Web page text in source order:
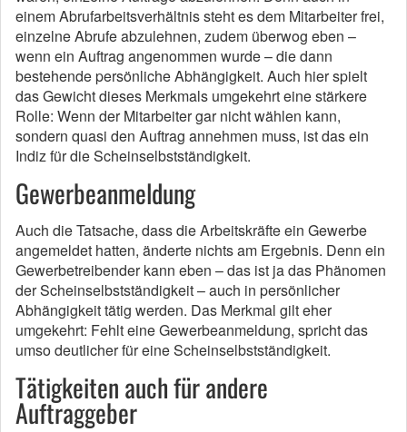
einem Abrufarbeitsverhältnis steht es dem Mitarbeiter frei,
einzelne Abrufe abzulehnen, zudem überwog eben –
wenn ein Auftrag angenommen wurde – die dann
bestehende persönliche Abhängigkeit. Auch hier spielt
das Gewicht dieses Merkmals umgekehrt eine stärkere
Rolle: Wenn der Mitarbeiter gar nicht wählen kann,
sondern quasi den Auftrag annehmen muss, ist das ein
Indiz für die Scheinselbstständigkeit.
Gewerbeanmeldung
Auch die Tatsache, dass die Arbeitskräfte ein Gewerbe
angemeldet hatten, änderte nichts am Ergebnis. Denn ein
Gewerbetreibender kann eben – das ist ja das Phänomen
der Scheinselbstständigkeit – auch in persönlicher
Abhängigkeit tätig werden. Das Merkmal gilt eher
umgekehrt: Fehlt eine Gewerbeanmeldung, spricht das
umso deutlicher für eine Scheinselbstständigkeit.
Tätigkeiten auch für andere
Auftraggeber